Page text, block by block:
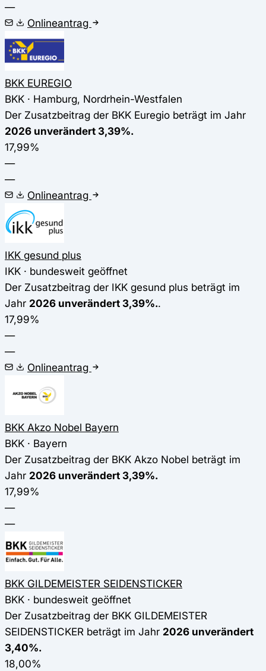
—
Onlineantrag
BKK EUREGIO
BKK · Hamburg, Nordrhein-Westfalen
Der Zusatzbeitrag der BKK Euregio beträgt im Jahr
2026 unverändert 3,39%.
17,99%
—
—
Onlineantrag
IKK gesund plus
IKK · bundesweit geöffnet
Der Zusatzbeitrag der IKK gesund plus beträgt im
Jahr 2026 unverändert 3,39%..
17,99%
—
—
Onlineantrag
BKK Akzo Nobel Bayern
BKK · Bayern
Der Zusatzbeitrag der BKK Akzo Nobel beträgt im
Jahr 2026 unverändert 3,39%.
17,99%
—
—
BKK GILDEMEISTER SEIDENSTICKER
BKK · bundesweit geöffnet
Der Zusatzbeitrag der BKK GILDEMEISTER
SEIDENSTICKER beträgt im Jahr 2026 unverändert
3,40%.
18,00%